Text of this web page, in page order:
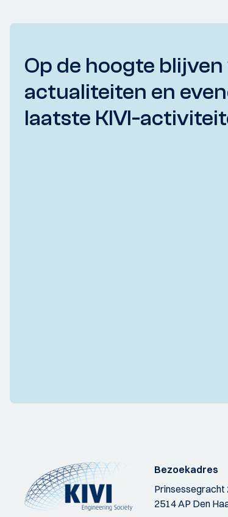
Op de hoogte
actualiteiten en
laatste KIVI-
Bezoekadres
Prinsessegracht
2514 AP Den